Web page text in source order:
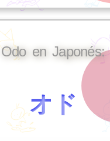
Odo en Japonés:
オド